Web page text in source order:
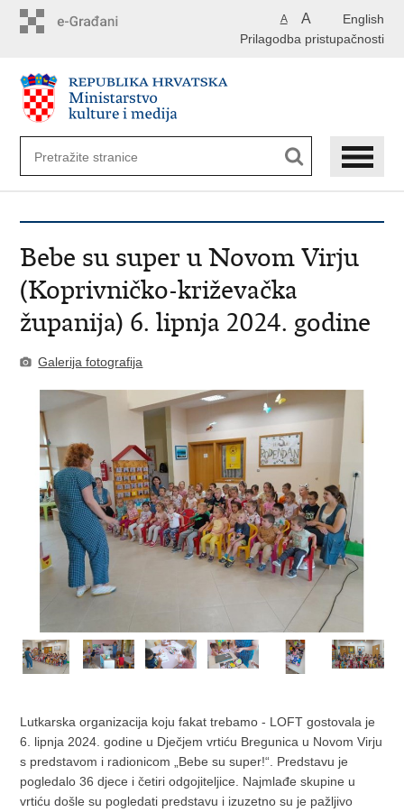
English
A A
Prilagodba pristupačnosti
Bebe su super u Novom Virju
(Koprivničko-križevačka
županija) 6. lipnja 2024. godine
Galerija fotografija
Lutkarska organizacija koju fakat trebamo - LOFT gostovala je
6. lipnja 2024. godine u Dječjem vrtiću Bregunica u Novom Virju
s predstavom i radionicom „Bebe su super!“. Predstavu je
pogledalo 36 djece i četiri odgojiteljice. Najmlađe skupine u
vrtiću došle su pogledati predstavu i izuzetno su je pažljivo